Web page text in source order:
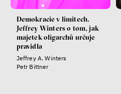
Demokracie v limitech.
Jeffrey Winters o tom, jak
majetek oligarchů určuje
pravidla
Jeffrey A. Winters
Petr Bittner